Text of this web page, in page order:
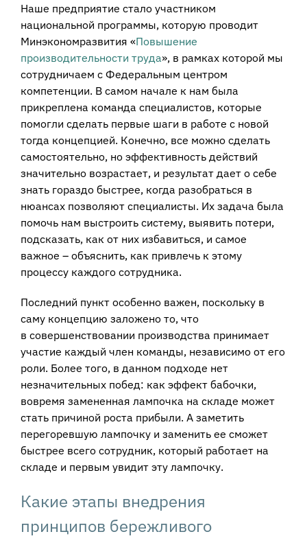
Наше предприятие стало участником
национальной программы, которую проводит
Минэкономразвития «Повышение
производительности труда», в рамках которой мы
сотрудничаем с Федеральным центром
компетенции. В самом начале к нам была
прикреплена команда специалистов, которые
помогли сделать первые шаги в работе с новой
тогда концепцией. Конечно, все можно сделать
самостоятельно, но эффективность действий
значительно возрастает, и результат дает о себе
знать гораздо быстрее, когда разобраться в
нюансах позволяют специалисты. Их задача была
помочь нам выстроить систему, выявить потери,
подсказать, как от них избавиться, и самое
важное – объяснить, как привлечь к этому
процессу каждого сотрудника.
Последний пункт особенно важен, поскольку в
саму концепцию заложено то, что
в совершенствовании производства принимает
участие каждый член команды, независимо от его
роли. Более того, в данном подходе нет
незначительных побед: как эффект бабочки,
вовремя замененная лампочка на складе может
стать причиной роста прибыли. А заметить
перегоревшую лампочку и заменить ее сможет
быстрее всего сотрудник, который работает на
складе и первым увидит эту лампочку.
Какие этапы внедрения
принципов бережливого